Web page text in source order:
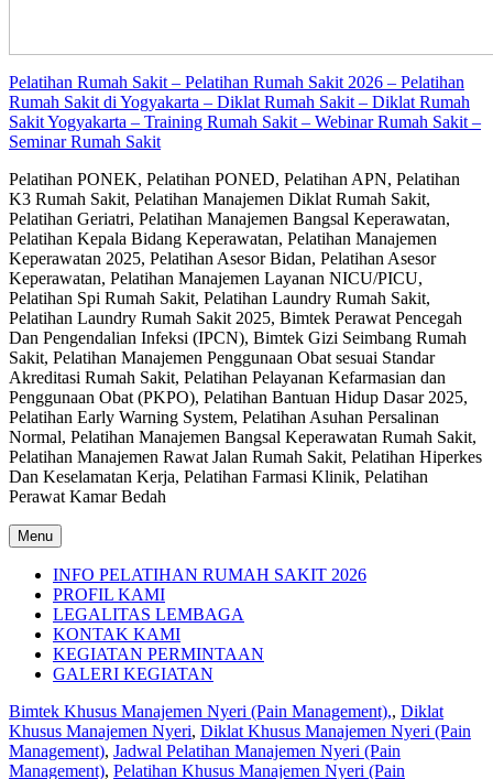
Pelatihan Rumah Sakit – Pelatihan Rumah Sakit 2026 – Pelatihan
Rumah Sakit di Yogyakarta – Diklat Rumah Sakit – Diklat Rumah
Sakit Yogyakarta – Training Rumah Sakit – Webinar Rumah Sakit –
Seminar Rumah Sakit
Pelatihan PONEK, Pelatihan PONED, Pelatihan APN, Pelatihan
K3 Rumah Sakit, Pelatihan Manajemen Diklat Rumah Sakit,
Pelatihan Geriatri, Pelatihan Manajemen Bangsal Keperawatan,
Pelatihan Kepala Bidang Keperawatan, Pelatihan Manajemen
Keperawatan 2025, Pelatihan Asesor Bidan, Pelatihan Asesor
Keperawatan, Pelatihan Manajemen Layanan NICU/PICU,
Pelatihan Spi Rumah Sakit, Pelatihan Laundry Rumah Sakit,
Pelatihan Laundry Rumah Sakit 2025, Bimtek Perawat Pencegah
Dan Pengendalian Infeksi (IPCN), Bimtek Gizi Seimbang Rumah
Sakit, Pelatihan Manajemen Penggunaan Obat sesuai Standar
Akreditasi Rumah Sakit, Pelatihan Pelayanan Kefarmasian dan
Penggunaan Obat (PKPO), Pelatihan Bantuan Hidup Dasar 2025,
Pelatihan Early Warning System, Pelatihan Asuhan Persalinan
Normal, Pelatihan Manajemen Bangsal Keperawatan Rumah Sakit,
Pelatihan Manajemen Rawat Jalan Rumah Sakit, Pelatihan Hiperkes
Dan Keselamatan Kerja, Pelatihan Farmasi Klinik, Pelatihan
Perawat Kamar Bedah
Menu
INFO PELATIHAN RUMAH SAKIT 2026
PROFIL KAMI
LEGALITAS LEMBAGA
KONTAK KAMI
KEGIATAN PERMINTAAN
GALERI KEGIATAN
Bimtek Khusus Manajemen Nyeri (Pain Management),, Diklat
Khusus Manajemen Nyeri, Diklat Khusus Manajemen Nyeri (Pain
Management), Jadwal Pelatihan Manajemen Nyeri (Pain
Management), Pelatihan Khusus Manajemen Nyeri (Pain